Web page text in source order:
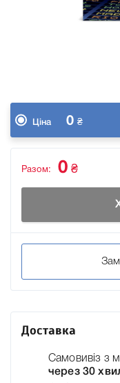
Ціна 0 ₴
Разом: 0 ₴
Доставка
Самовивіз з
через 30